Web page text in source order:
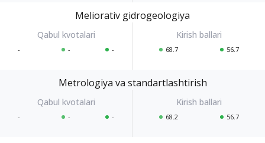
Meliorativ gidrogeologiya
- - - 68.7 56.7
Metrologiya va standartlashtirish
- - - 68.2 56.7